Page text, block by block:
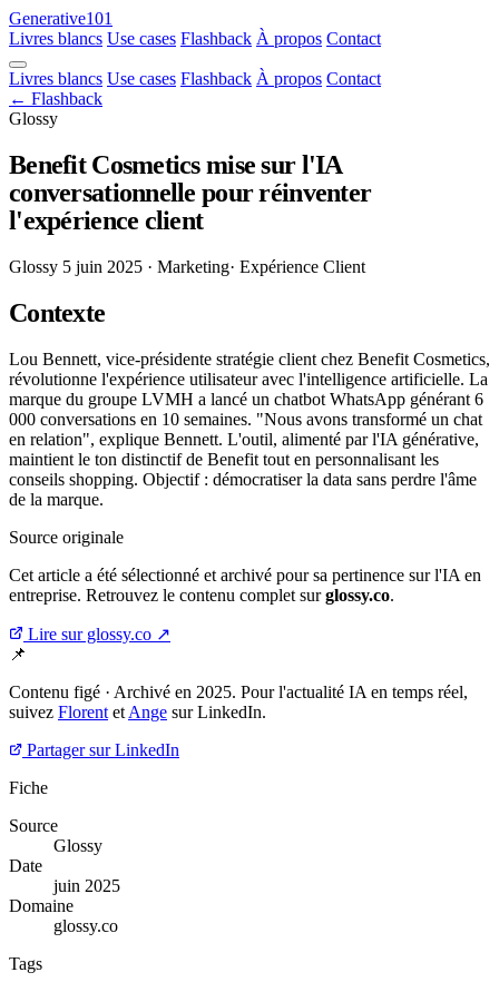
Generative101
Livres blancs Use cases Flashback À propos Contact
Livres blancs Use cases Flashback À propos Contact
← Flashback
Glossy
Benefit Cosmetics mise sur l'IA
conversationnelle pour réinventer
l'expérience client
Glossy 5 juin 2025 · Marketing· Expérience Client
Contexte
Lou Bennett, vice-présidente stratégie client chez Benefit Cosmetics,
révolutionne l'expérience utilisateur avec l'intelligence artificielle. La
marque du groupe LVMH a lancé un chatbot WhatsApp générant 6
000 conversations en 10 semaines. "Nous avons transformé un chat
en relation", explique Bennett. L'outil, alimenté par l'IA générative,
maintient le ton distinctif de Benefit tout en personnalisant les
conseils shopping. Objectif : démocratiser la data sans perdre l'âme
de la marque.
Source originale
Cet article a été sélectionné et archivé pour sa pertinence sur l'IA en
entreprise. Retrouvez le contenu complet surglossy.co.
Lire sur glossy.co ↗
📌
Contenu figé · Archivé en 2025. Pour l'actualité IA en temps réel,
suivez Florent et Ange sur LinkedIn.
Partager sur LinkedIn
Fiche
Source
Glossy
Date
juin 2025
Domaine
glossy.co
Tags